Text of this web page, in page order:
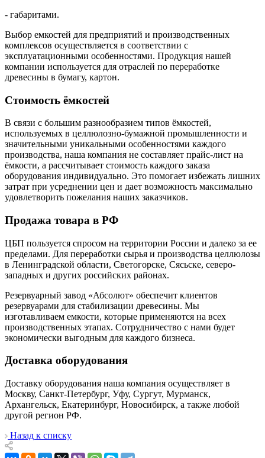
- габаритами.
Выбор емкостей для предприятий и производственных
комплексов осуществляется в соответствии с
эксплуатационными особенностями. Продукция нашей
компании используется для отраслей по переработке
древесины в бумагу, картон.
Стоимость ёмкостей
В связи с большим разнообразием типов ёмкостей,
используемых в целлюлозно-бумажной промышленности и
значительными уникальными особенностями каждого
производства, наша компания не составляет прайс-лист на
ёмкости, а рассчитывает стоимость каждого заказа
оборудования индивидуально. Это помогает избежать лишних
затрат при усреднении цен и дает возможность максимально
удовлетворить пожелания наших заказчиков.
Продажа товара в РФ
ЦБП пользуется спросом на территории России и далеко за ее
пределами. Для переработки сырья и производства целлюлозы
в Ленинградской области, Светогорске, Сясьске, северо-
западных и других российских районах.
Резервуарный завод «Абсолют» обеспечит клиентов
резервуарами для стабилизации древесины. Мы
изготавливаем емкости, которые применяются на всех
производственных этапах. Сотрудничество с нами будет
экономически выгодным для каждого бизнеса.
Доставка оборудования
Доставку оборудования наша компания осуществляет в
Москву, Санкт-Петербург, Уфу, Сургут, Мурманск,
Архангельск, Екатеринбург, Новосибирск, а также любой
другой регион РФ.
Назад к списку